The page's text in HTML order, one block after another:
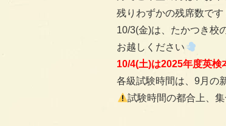
残りわずかの残席数です
10/3(金)は、たかつき校
お越しください
10/4(土)は2025年度英検
各級試験時間は、9月の
試験時間の都合上、